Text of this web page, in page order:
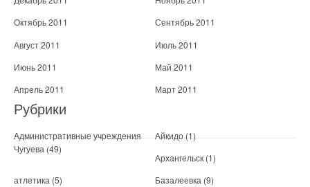
Октябрь 2011
Сентябрь 2011
Август 2011
Июль 2011
Июнь 2011
Май 2011
Апрель 2011
Март 2011
Рубрики
Административные учреждения
Чугуева (49)
Айкидо (1)
Архангельск (1)
атлетика (5) Базалеевка (9)